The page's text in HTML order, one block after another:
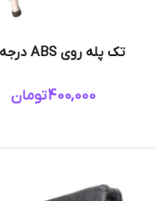
تک پله روی ABS درجه دو
400,000تومان